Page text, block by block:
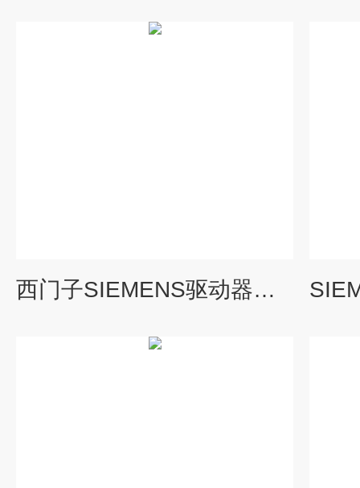
西门子SIEMENS驱动器维修